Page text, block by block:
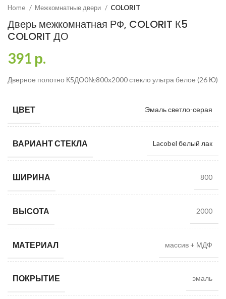
Home Межкомнатные двери COLORIT
Дверь межкомнатная РФ, COLORIT К5
COLORIT ДО
391 р.
Дверное полотно К5ДО0№800х2000 стекло ультра белое (26 Ю)
ЦВЕТ Эмаль светло-серая
ВАРИАНТ СТЕКЛА Lacobel белый лак
ШИРИНА 800
ВЫСОТА 2000
МАТЕРИАЛ массив + МДФ
ПОКРЫТИЕ эмаль